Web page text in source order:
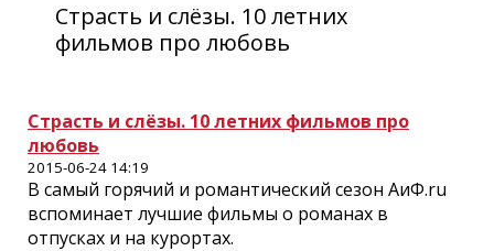
Страсть и слёзы. 10 летних
фильмов про любовь
Страсть и слёзы. 10 летних фильмов про
любовь
2015-06-24 14:19
В самый горячий и романтический сезон АиФ.ru
вспоминает лучшие фильмы о романах в
отпусках и на курортах.